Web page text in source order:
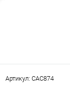
Артикул: CAC874